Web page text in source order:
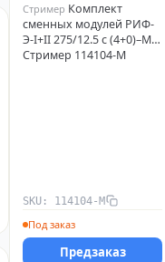
Стример Комплект
сменных модулей РИФ-
Э-I+II 275/12.5 с (4+0)–М
Стример 114104-М
SKU: 114104-М
Под заказ
Предзаказ